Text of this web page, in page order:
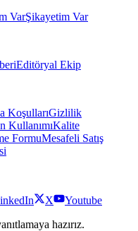
VarŞikayetim Var
Editöryal Ekip
KoşullarıGizlilik
KullanımıKalite
FormuMesafeli Satış
X
Youtube
hazırız.